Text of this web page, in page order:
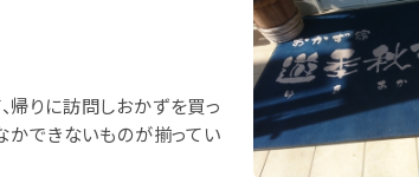
帰りに訪問しおかずを買っ
かできないものが揃ってい